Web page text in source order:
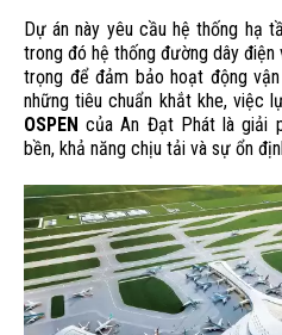
Dự án này yêu cầu hệ thống hạ
trong đó hệ thống đường dây điện
trọng để đảm bảo hoạt động
những tiêu chuẩn khắt khe, việc
OSPEN của An Đạt Phát là giải
bền, khả năng chịu tải và sự ổn